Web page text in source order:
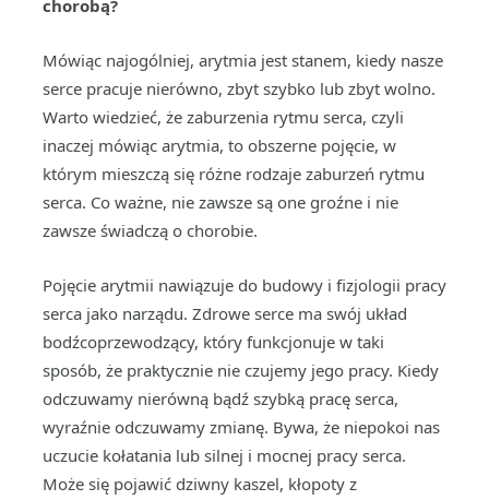
chorobą?
Mówiąc najogólniej, arytmia jest stanem, kiedy nasze
serce pracuje nierówno, zbyt szybko lub zbyt wolno.
Warto wiedzieć, że zaburzenia rytmu serca, czyli
inaczej mówiąc arytmia, to obszerne pojęcie, w
którym mieszczą się różne rodzaje zaburzeń rytmu
serca. Co ważne, nie zawsze są one groźne i nie
zawsze świadczą o chorobie.
Pojęcie arytmii nawiązuje do budowy i fizjologii pracy
serca jako narządu. Zdrowe serce ma swój układ
bodźcoprzewodzący, który funkcjonuje w taki
sposób, że praktycznie nie czujemy jego pracy. Kiedy
odczuwamy nierówną bądź szybką pracę serca,
wyraźnie odczuwamy zmianę. Bywa, że niepokoi nas
uczucie kołatania lub silnej i mocnej pracy serca.
Może się pojawić dziwny kaszel, kłopoty z